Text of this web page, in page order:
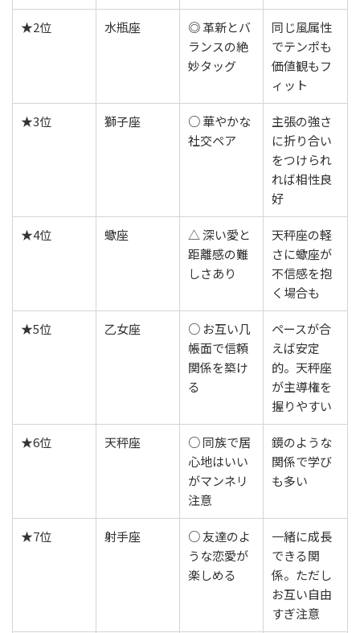
★2位 水瓶座
◎ 革新とバ
ランスの絶
妙タッグ
同じ風属性
でテンポも
価値観もフ
ィット
★3位 獅子座
○ 華やかな
社交ペア
主張の強さ
に折り合い
をつけられ
れば相性良
好
★4位 蠍座
△ 深い愛と
距離感の難
しさあり
天秤座の軽
さに蠍座が
不信感を抱
く場合も
★5位 乙女座
○ お互い几
帳面で信頼
関係を築け
る
ペースが合
えば安定
的。天秤座
が主導権を
握りやすい
★6位 天秤座
○ 同族で居
心地はいい
がマンネリ
注意
鏡のような
関係で学び
も多い
★7位 射手座
○ 友達のよ
うな恋愛が
楽しめる
一緒に成長
できる関
係。ただし
お互い自由
すぎ注意